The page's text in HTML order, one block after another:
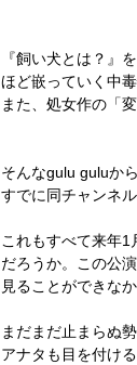
『飼い犬とは？』
ほど嵌っていく中
また、処女作の「
そんなgulu guluか
すでに同チャンネル
これもすべて来年1
だろうか。この公演
見ることができな
まだまだ止まらぬ
アナタも目を付け